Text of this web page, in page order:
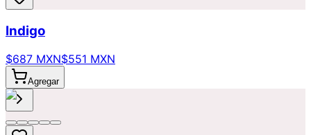
Indigo
$687 MXN$551 MXN
Agregar